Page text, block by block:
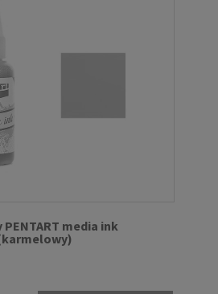
media ink